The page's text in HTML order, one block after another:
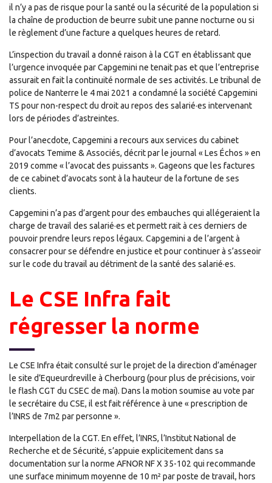
il n’y a pas de risque pour la santé ou la sécurité de la population si
la chaîne de production de beurre subit une panne nocturne ou si
le règlement d’une facture a quelques heures de retard.
L’inspection du travail a donné raison à la CGT en établissant que
l’urgence invoquée par Capgemini ne tenait pas et que l’entreprise
assurait en fait la continuité normale de ses activités. Le tribunal de
police de Nanterre le 4 mai 2021 a condamné la société Capgemini
TS pour non-respect du droit au repos des salarié·es intervenant
lors de périodes d’astreintes.
Pour l’anecdote, Capgemini a recours aux services du cabinet
d’avocats Temime & Associés, décrit par le journal « Les Échos » en
2019 comme « l’avocat des puissants ». Gageons que les factures
de ce cabinet d’avocats sont à la hauteur de la fortune de ses
clients.
Capgemini n’a pas d’argent pour des embauches qui allégeraient la
charge de travail des salarié·es et permett rait à ces derniers de
pouvoir prendre leurs repos légaux. Capgemini a de l’argent à
consacrer pour se défendre en justice et pour continuer à s’asseoir
sur le code du travail au détriment de la santé des salarié·es.
Le CSE Infra fait
régresser la norme
Le CSE Infra était consulté sur le projet de la direction d’aménager
le site d’Equeurdreville à Cherbourg (pour plus de précisions, voir
le flash CGT du CSEC de mai). Dans la motion soumise au vote par
le secrétaire du CSE, il est fait référence à une « prescription de
l’INRS de 7m2 par personne ».
Interpellation de la CGT. En effet, l’INRS, l’Institut National de
Recherche et de Sécurité, s’appuie explicitement dans sa
documentation sur la norme AFNOR NF X 35-102 qui recommande
une surface minimum moyenne de 10 m² par poste de travail, hors